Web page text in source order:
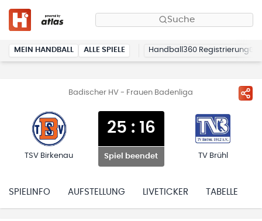
Suche
MEIN HANDBALL ALLE SPIELE Handball360 Registrierung
Badischer HV - Frauen Badenliga
TSV Birkenau
25 : 16
Spiel beendet TV Brühl
SPIELINFO AUFSTELLUNG LIVETICKER TABELLE